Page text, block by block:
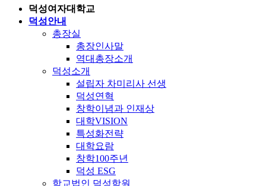
덕성여자대학교
덕성안내
총장실
총장인사말
역대총장소개
덕성소개
설립자 차미리사 선생
덕성연혁
창학이념과 인재상
대학VISION
특성화전략
대학요람
창학100주년
덕성 ESG
학교법인 덕성학원